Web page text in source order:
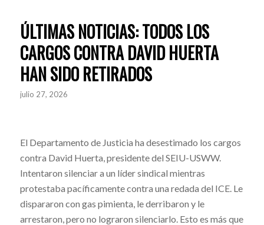
ÚLTIMAS NOTICIAS: TODOS LOS
CARGOS CONTRA DAVID HUERTA
HAN SIDO RETIRADOS
julio 27, 2026
El Departamento de Justicia ha desestimado los cargos
contra David Huerta, presidente del SEIU-USWW.
Intentaron silenciar a un líder sindical mientras
protestaba pacíficamente contra una redada del ICE. Le
dispararon con gas pimienta, le derribaron y le
arrestaron, pero no lograron silenciarlo. Esto es más que